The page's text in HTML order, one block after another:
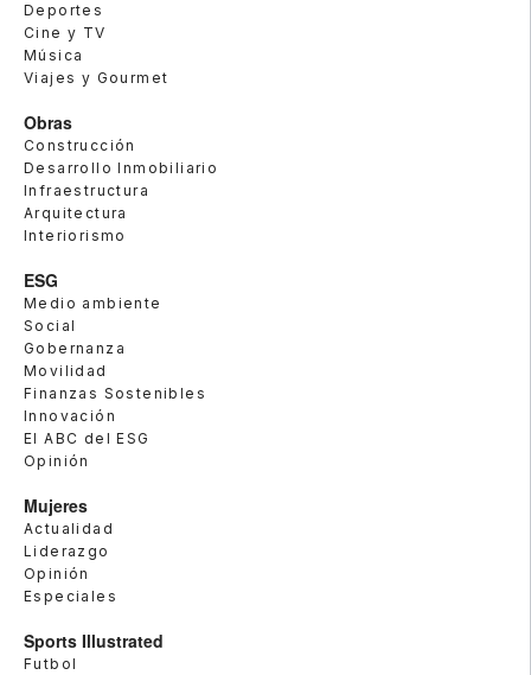
Deportes
Cine y TV
Música
Viajes y Gourmet
Obras
Construcción
Desarrollo Inmobiliario
Infraestructura
Arquitectura
Interiorismo
ESG
Medio ambiente
Social
Gobernanza
Movilidad
Finanzas Sostenibles
Innovación
El ABC del ESG
Opinión
Mujeres
Actualidad
Liderazgo
Opinión
Especiales
Sports Illustrated
Futbol